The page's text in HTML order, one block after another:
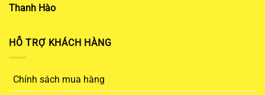
Thanh Hào
HỖ TRỢ KHÁCH HÀNG
Chính sách mua hàng